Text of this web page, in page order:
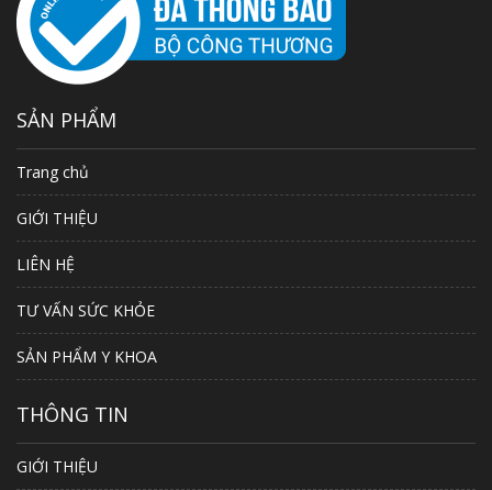
SẢN PHẨM
Trang chủ
GIỚI THIỆU
LIÊN HỆ
TƯ VẤN SỨC KHỎE
SẢN PHẨM Y KHOA
THÔNG TIN
GIỚI THIỆU